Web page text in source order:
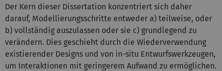
Der Kern dieser Dissertation konzentriert sich daher
darauf, Modellierungsschritte entweder a) teilweise, oder
b) vollständig auszulassen oder sie c) grundlegend zu
verändern. Dies geschieht durch die Wiederverwendung
existierender Designs und von in-situ Entwurfswerkzeugen,
um Interaktionen mit geringerem Aufwand zu ermöglichen.